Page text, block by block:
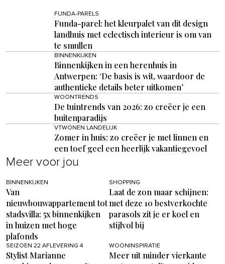
FUNDA-PARELS
Funda-parel: het kleurpalet van dit design
landhuis met eclectisch interieur is om van
te smullen
BINNENKIJKEN
Binnenkijken in een herenhuis in
Antwerpen: ‘De basis is wit, waardoor de
authentieke details beter uitkomen’
WOONTRENDS
De tuintrends van 2026: zo creëer je een
buitenparadijs
VTWONEN LANDELIJK
Zomer in huis: zo creëer je met linnen en
een toef geel een heerlijk vakantiegevoel
Meer voor jou
BINNENKIJKEN
Van
nieuwbouwappartement tot
stadsvilla: 5x binnenkijken
in huizen met hoge
plafonds
SHOPPING
Laat de zon maar schijnen:
met deze 10 bestverkochte
parasols zit je er koel en
stijlvol bij
SEIZOEN 22 AFLEVERING 4
Stylist Marianne
WOONINSPIRATIE
Meer uit minder vierkante